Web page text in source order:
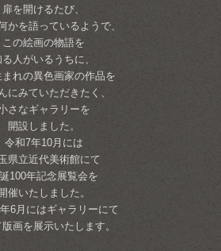
扉を開けるたび、
かを語っているようで、
この絵画の物語を
人がいるうちに、
れの異色画家の作品を
にみていただきたく、
さなギャラリーを
開設しました。
令和7年10月には
県立近代美術館にて
100年記念展覧会を
催いたしました。
6月にはギャラリーにて
画を展示いたします。